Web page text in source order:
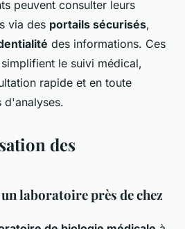
peuvent consulter leurs
via des portails sécurisés,
des informations. Ces
le suivi médical,
rapide et en toute
d'analyses.
des
laboratoire près de chez